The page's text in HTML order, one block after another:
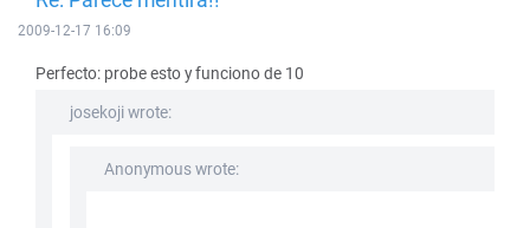
2009-12-17 16:09
Perfecto: probe esto y funciono de 10
josekoji wrote:
Anonymous wrote: